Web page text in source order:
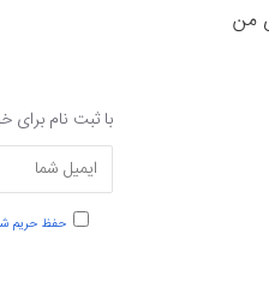
من
با ثبت نام برای
حفظ حریم